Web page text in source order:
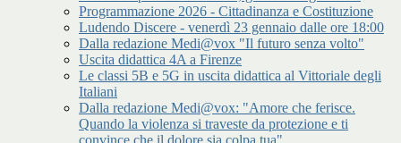
Programmazione 2026 - Cittadinanza e Costituzione
Ludendo Discere - venerdì 23 gennaio dalle ore 18:00
Dalla redazione Medi@vox "Il futuro senza volto"
Uscita didattica 4A a Firenze
Le classi 5B e 5G in uscita didattica al Vittoriale degli
Italiani
Dalla redazione Medi@vox: "Amore che ferisce.
Quando la violenza si traveste da protezione e ti